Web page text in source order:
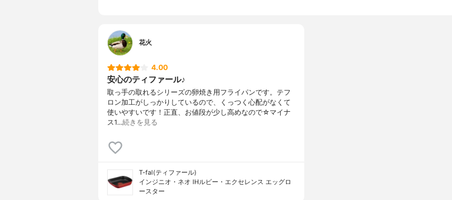
花火
4.00
安心のティファール♪
取っ手の取れるシリーズの卵焼き用フライパンです。テフ
ロン加工がしっかりしているので、くっつく心配がなくて
使いやすいです！正直、お値段が少し高めなので☆マイナ
ス1…続きを見る
T-fal(ティファール)
インジニオ・ネオ IHルビー・エクセレンス エッグロ
ースター